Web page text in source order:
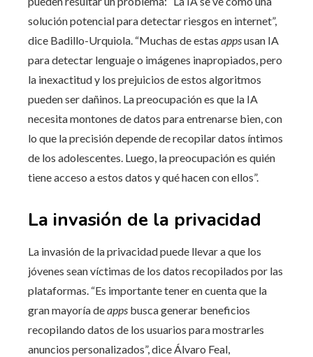
solución potencial para detectar riesgos en internet”,
dice Badillo-Urquiola. “Muchas de estas appsusan IA
para detectar lenguaje o imágenes inapropiados, pero
la inexactitud y los prejuicios de estos algoritmos
pueden ser dañinos. La preocupación es que la IA
necesita montones de datos para entrenarse bien, con
lo que la precisión depende de recopilar datos íntimos
de los adolescentes. Luego, la preocupación es quién
tiene acceso a estos datos y qué hacen con ellos”.
La invasión de la privacidad
La invasión de la privacidad puede llevar a que los
jóvenes sean víctimas de los datos recopilados por las
plataformas. “Es importante tener en cuenta que la
gran mayoría deapps busca generar beneficios
recopilando datos de los usuarios para mostrarles
anuncios personalizados”, dice Álvaro Feal,